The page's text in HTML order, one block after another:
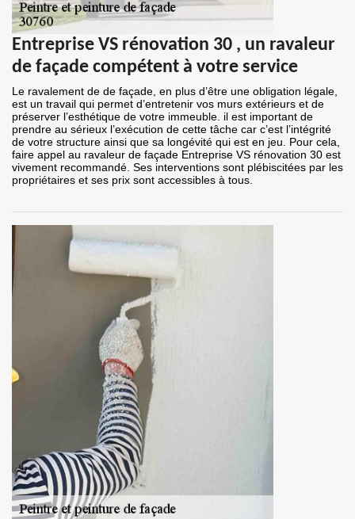
Entreprise VS rénovation 30 , un ravaleur
de façade compétent à votre service
Le ravalement de de façade, en plus d’être une obligation légale,
est un travail qui permet d’entretenir vos murs extérieurs et de
préserver l’esthétique de votre immeuble. il est important de
prendre au sérieux l’exécution de cette tâche car c’est l’intégrité
de votre structure ainsi que sa longévité qui est en jeu. Pour cela,
faire appel au ravaleur de façade Entreprise VS rénovation 30 est
vivement recommandé. Ses interventions sont plébiscitées par les
propriétaires et ses prix sont accessibles à tous.